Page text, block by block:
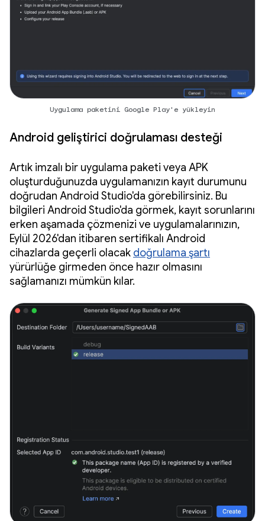
Uygulama paketini Google Play'e yükleyin
Android geliştirici doğrulaması desteği
Artık imzalı bir uygulama paketi veya APK
oluşturduğunuzda uygulamanızın kayıt durumunu
doğrudan Android Studio'da görebilirsiniz. Bu
bilgileri Android Studio'da görmek, kayıt sorunlarını
erken aşamada çözmenizi ve uygulamalarınızın,
Eylül 2026'dan itibaren sertifikalı Android
cihazlarda geçerli olacak doğrulama şartı
yürürlüğe girmeden önce hazır olmasını
sağlamanızı mümkün kılar.